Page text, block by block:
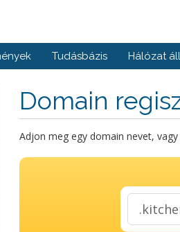
Tudásbázis Hálózat
Domain
Adjon meg egy domain nevet, vagy